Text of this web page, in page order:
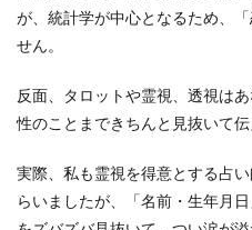
が、統計学が中心となるため、
せん。
反面、タロットや霊視、透視は
性のことまできちんと見抜いて伝
実際、私も霊視を得意とする占
らいましたが、「名前・生年月